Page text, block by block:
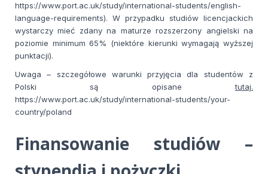
https://www.port.ac.uk/study/international-students/english-
language-requirements). W przypadku studiów licencjackich
wystarczy mieć zdany na maturze rozszerzony angielski na
poziomie minimum 65% (niektóre kierunki wymagają wyższej
punktacji).
Uwaga – szczegółowe warunki przyjęcia dla studentów z
Polski są opisanetutaj.
https://www.port.ac.uk/study/international-students/your-
country/poland
Finansowanie studiów –